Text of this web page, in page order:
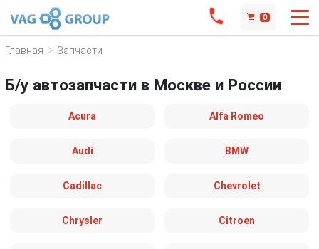
0
Главная Запчасти
Б/у автозапчасти в Москве и России
Acura Alfa Romeo
Audi BMW
Cadillac Chevrolet
Chrysler Citroen